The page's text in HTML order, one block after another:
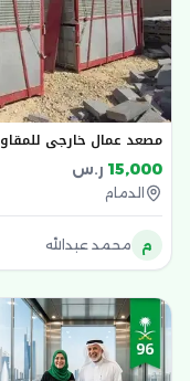
مصعد عمال خارجي
15,000 ر.س
الدمام
م محمد عبدالله